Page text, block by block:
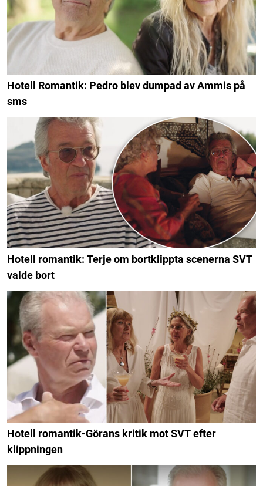
Hotell Romantik: Pedro blev dumpad av Ammis på
sms
Hotell romantik: Terje om bortklippta scenerna SVT
valde bort
Hotell romantik-Görans kritik mot SVT efter
klippningen